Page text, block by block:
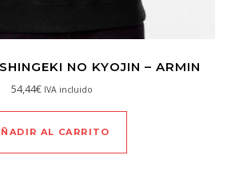
NO KYOJIN – ARMIN
54,44€ IVA incluido
AL CARRITO